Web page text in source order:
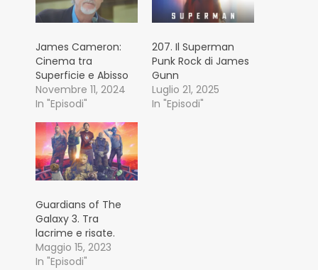
James Cameron:
Cinema tra
Superficie e Abisso
Novembre 11, 2024
In "Episodi"
207. Il Superman
Punk Rock di James
Gunn
Luglio 21, 2025
In "Episodi"
Guardians of The
Galaxy 3. Tra
lacrime e risate.
Maggio 15, 2023
In "Episodi"